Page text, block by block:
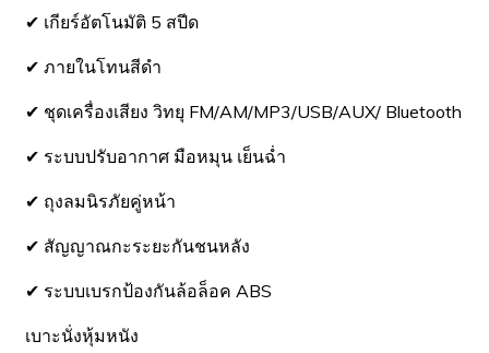
✔ เกียร์อัตโนมัติ 5 สปีด
✔ ภายในโทนสีดำ
✔ ชุดเครื่องเสียง วิทยุ FM/AM/MP3/USB/AUX/ Bluetooth
✔ ระบบปรับอากาศ มือหมุน เย็นฉ่ำ
✔ ถุงลมนิรภัยคู่หน้า
✔ สัญญาณกะระยะกันชนหลัง
✔ ระบบเบรกป้องกันล้อล็อค ABS
เบาะนั่งหุ้มหนัง